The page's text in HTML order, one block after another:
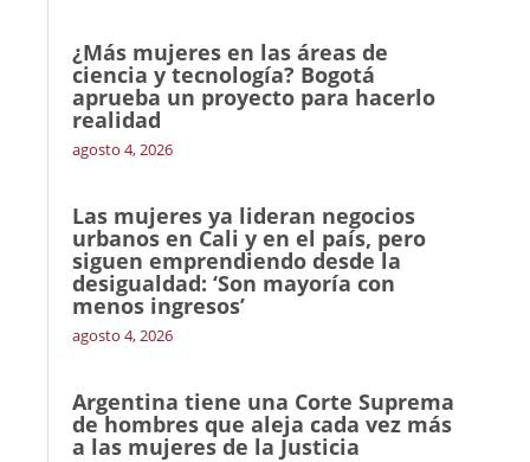
¿Más mujeres en las áreas de
ciencia y tecnología? Bogotá
aprueba un proyecto para hacerlo
realidad
agosto 4, 2026
Las mujeres ya lideran negocios
urbanos en Cali y en el país, pero
siguen emprendiendo desde la
desigualdad: ‘Son mayoría con
menos ingresos’
agosto 4, 2026
Argentina tiene una Corte Suprema
de hombres que aleja cada vez más
a las mujeres de la Justicia